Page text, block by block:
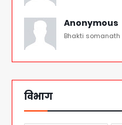
Anonymous
Bhakti
विभाग